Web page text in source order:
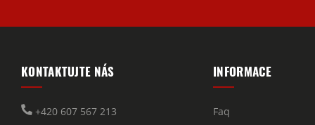
KONTAKTUJTE NÁS
+420 607 567 213
INFORMACE
Faq